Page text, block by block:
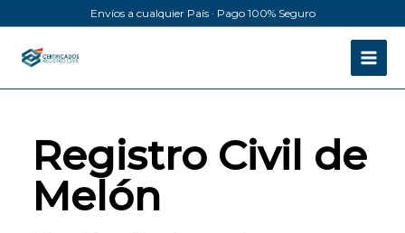
al
contenido
Envíos a cualquier País · Pago 100% Seguro
Registro Civil de
Melón